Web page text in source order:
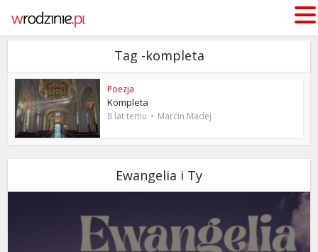
Tag -kompleta
Poezja
Kompleta
8 lat temu Marcin Madej
Ewangelia i Ty